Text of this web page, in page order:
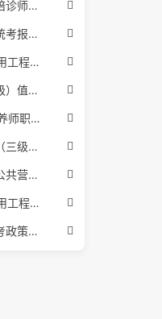
2026年医疗陪诊顾问（陪诊师）招生启动，全国报考指南附报名官网
2026医疗陪诊顾问全国统考报名中，报考条件流程全攻略附报名入口
必看 | 2026 年 AIGC 应用工程师报考核心要点：报名费用、官网可查、行业认可度、补考规则全盘点
2026年公共营养师（三级）值得考吗？报名入口+条件+证书用途
最新批次|第38期公共营养师职业能力评价证书报名培训通知
关于2026年公共营养师（三级、四级）全国统一认定报名的服务通知
通知：2026年第三季度公共营养师四级培训报名安排正式发布
干货 | 2026 年 AIGC 应用工程师报考指南：报名流程、学历要求、培训课程、就业方向全梳理
2026年医疗陪诊顾问报考政策更新，全国报名入口与报考指南全同步